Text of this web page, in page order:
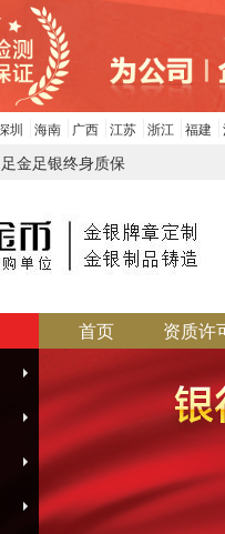
圳 海南 广西 江苏 浙江 福建
金足银终身质保
首页 资质许